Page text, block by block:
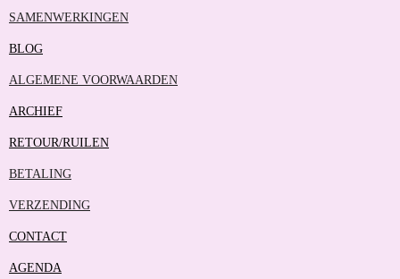
SAMENWERKINGEN
BLOG
ALGEMENE VOORWAARDEN
ARCHIEF
RETOUR/RUILEN
BETALING
VERZENDING
CONTACT
AGENDA